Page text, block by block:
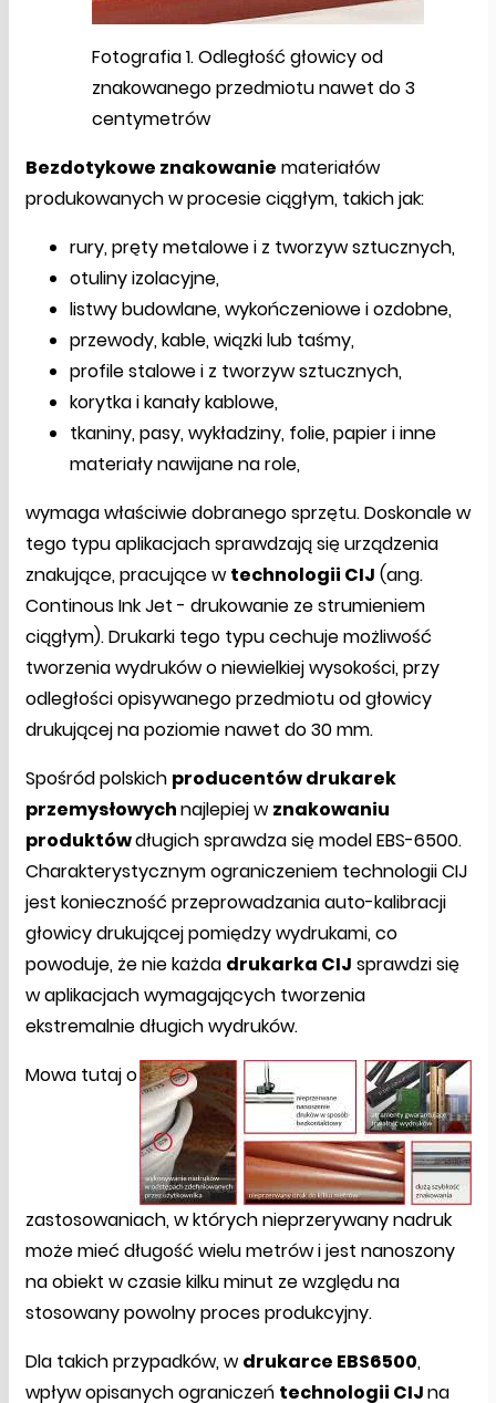
Fotografia 1. Odległość głowicy od
znakowanego przedmiotu nawet do 3
centymetrów
Bezdotykowe znakowanie materiałów
produkowanych w procesie ciągłym, takich jak:
rury, pręty metalowe i z tworzyw sztucznych,
otuliny izolacyjne,
listwy budowlane, wykończeniowe i ozdobne,
przewody, kable, wiązki lub taśmy,
profile stalowe i z tworzyw sztucznych,
korytka i kanały kablowe,
tkaniny, pasy, wykładziny, folie, papier i inne
materiały nawijane na role,
wymaga właściwie dobranego sprzętu. Doskonale w
tego typu aplikacjach sprawdzają się urządzenia
znakujące, pracujące wtechnologii CIJ (ang.
Continous Ink Jet - drukowanie ze strumieniem
ciągłym). Drukarki tego typu cechuje możliwość
tworzenia wydruków o niewielkiej wysokości, przy
odległości opisywanego przedmiotu od głowicy
drukującej na poziomie nawet do 30 mm.
Spośród polskich producentów drukarek
przemysłowychnajlepiej wznakowaniu
produktówdługich sprawdza się model EBS-6500.
Charakterystycznym ograniczeniem technologii CIJ
jest konieczność przeprowadzania auto-kalibracji
głowicy drukującej pomiędzy wydrukami, co
powoduje, że nie każda drukarka CIJ sprawdzi się
w aplikacjach wymagających tworzenia
ekstremalnie długich wydruków.
Mowa tutaj o
zastosowaniach, w których nieprzerywany nadruk
może mieć długość wielu metrów i jest nanoszony
na obiekt w czasie kilku minut ze względu na
stosowany powolny proces produkcyjny.
Dla takich przypadków, wdrukarce EBS6500,
wpływ opisanych ograniczeń technologii CIJna